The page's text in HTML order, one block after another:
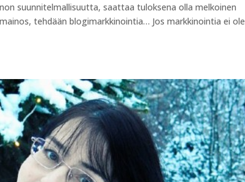
suunnitelmallisuutta, saattaa tuloksena olla melkoinen
tehdään blogimarkkinointia… Jos markkinointia ei ole